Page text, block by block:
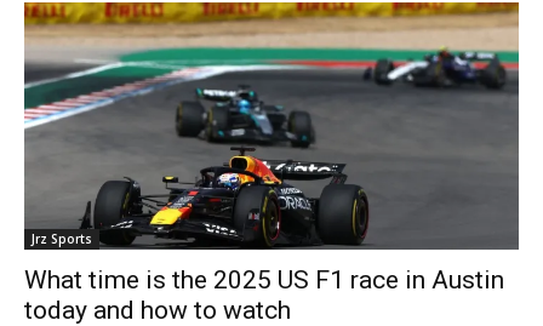
Jrz Sports
What time is the 2025 US F1 race in Austin
today and how to watch